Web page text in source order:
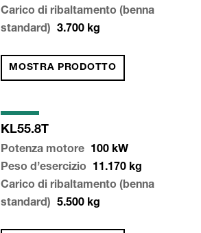
Carico di ribaltamento (benna
standard)
3.700 kg
MOSTRA PRODOTTO
KL55.8T
Potenza motore 100 kW
Peso d’esercizio
11.170 kg
Carico di ribaltamento (benna
standard)
5.500 kg